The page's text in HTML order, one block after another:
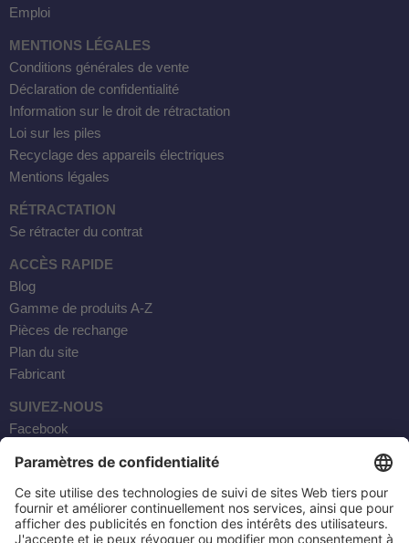
Emploi
MENTIONS LÉGALES
Conditions générales de vente
Déclaration de confidentialité
Information sur le droit de rétractation
Loi sur les piles
Recyclage des appareils électriques
Mentions légales
RÉTRACTATION
Se rétracter du contrat
ACCÈS RAPIDE
Blog
Gamme de produits A-Z
Pièces de rechange
Plan du site
Fabricant
SUIVEZ-NOUS
Facebook
YouTube
Courrier électronique
AKTOBIS AG